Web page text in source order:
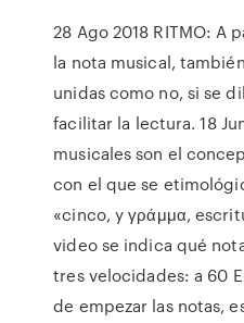
28 Ago 2018 RITMO: A
la nota musical,
unidas como no, si se
facilitar la lectura. 18
musicales son el
con el que se
«cinco, y γράμμα,
video se indica qué
tres velocidades: a 60
de empezar las notas,